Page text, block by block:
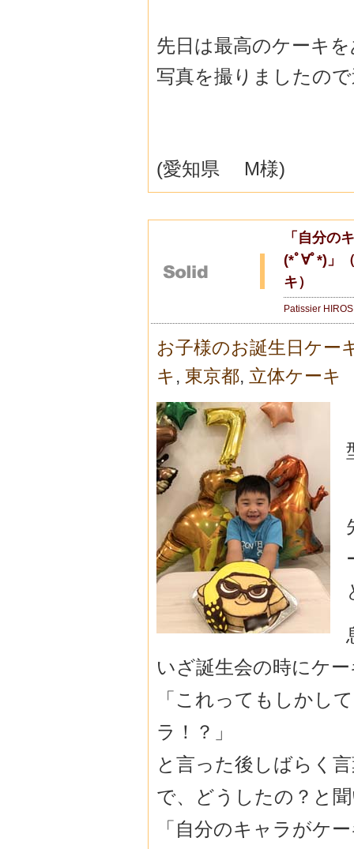
先日は最高のケーキ
写真を撮りましたの
(愛知県 M様)
「自分の
(*ﾟ∀ﾟ*)」
キ）
Patissier
お子様のお誕生日ケー
キ , 東京都, 立体ケーキ
いざ誕生会の時にケ
「これってもしかし
ラ！？」
と言った後しばらく
で、どうしたの？と
「自分のキャラがケ